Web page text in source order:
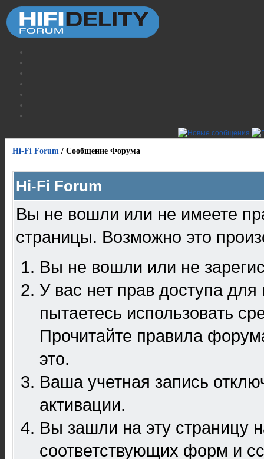
Hi-Fi Forum / Сообщение Форума
Hi-Fi Forum
Вы не вошли или не имеете
страницы. Возможно это
Вы не вошли или не
У вас нет прав доступа
пытаетесь использовать
Прочитайте правила
это.
Ваша учетная запись
активации.
Вы зашли на эту
соответствующих форм и